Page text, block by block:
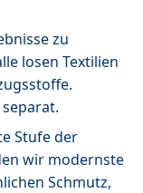
zu
losen Textilien
Stufe der
wir modernste
Schmutz,